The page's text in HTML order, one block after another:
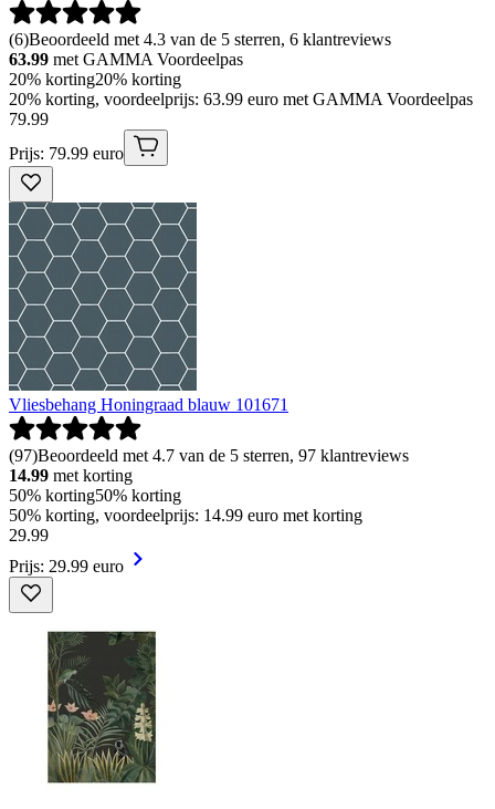
(6)Beoordeeld met 4.3 van de 5 sterren, 6 klantreviews
63.99 met GAMMA Voordeelpas
20% korting20% korting
20% korting, voordeelprijs: 63.99 euro met GAMMA Voordeelpas
79.99
Prijs: 79.99 euro
Vliesbehang Honingraad blauw 101671
(97)Beoordeeld met 4.7 van de 5 sterren, 97 klantreviews
14.99 met korting
50% korting50% korting
50% korting, voordeelprijs: 14.99 euro met korting
29.99
Prijs: 29.99 euro